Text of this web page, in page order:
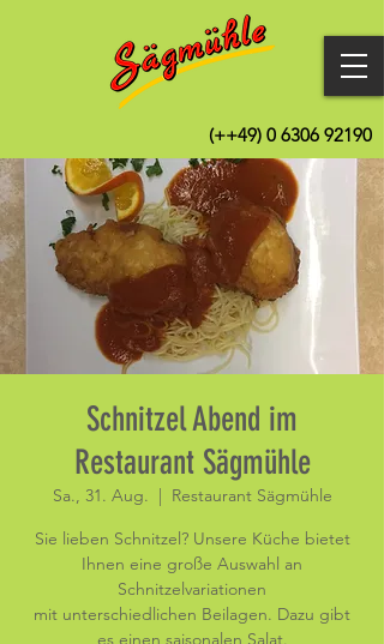
(++49) 0 6306 92190
Schnitzel Abend im
Restaurant Sägmühle
Sa., 31. Aug.
  |
Restaurant Sägmühle
Sie lieben Schnitzel? Unsere Küche bietet
Ihnen eine große Auswahl an
Schnitzelvariationen
mit unterschiedlichen Beilagen. Dazu gibt
es einen saisonalen Salat.